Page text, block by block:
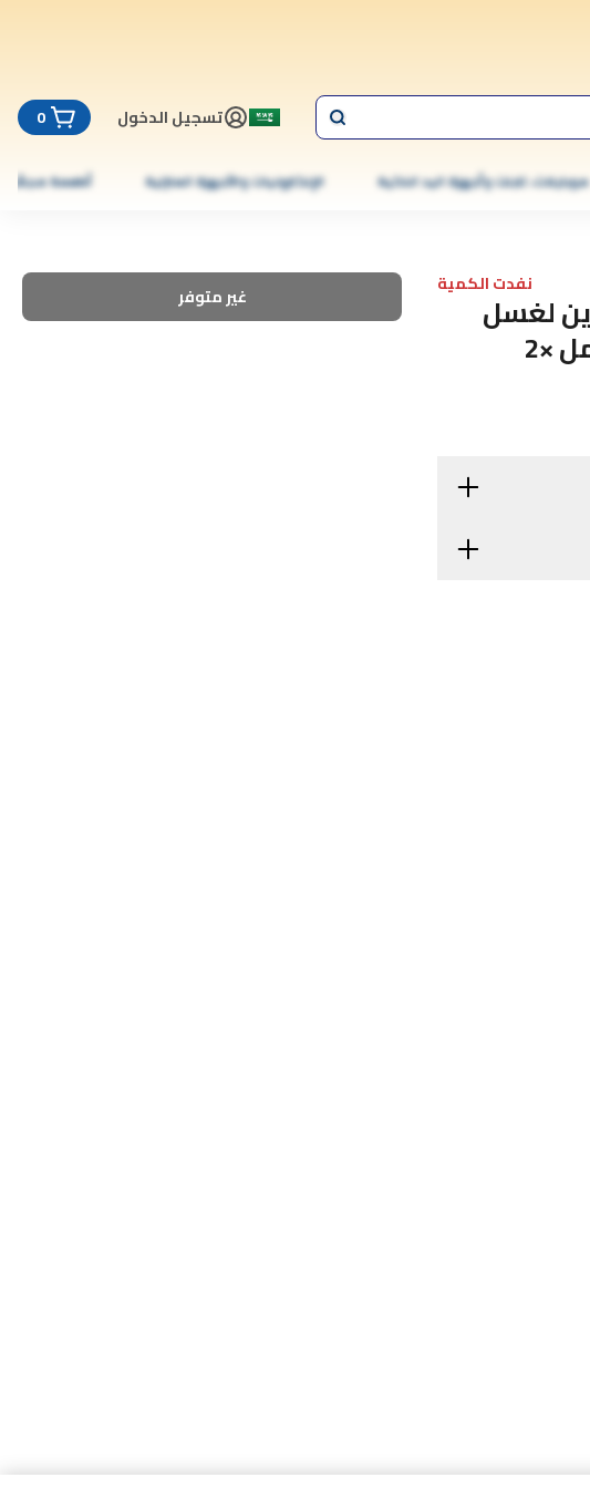
تسجيل الدخول 0
موبايلات، تابلت وأجهزة اليد الذكية الإلكترونيات والأجهزة المنزلية أطعمة مجمّدة
نفدت الكمية
لغسل غير متوفر